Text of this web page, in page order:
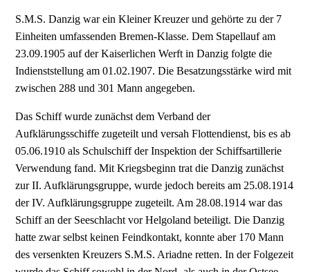
S.M.S. Danzig war ein Kleiner Kreuzer und gehörte zu der 7
Einheiten umfassenden Bremen-Klas­se. Dem Stapellauf am
23.09.1905 auf der Kaiserlichen Werft in Danzig folgte die
Indienststellung am 01.02.1907. Die Besatzungsstärke wird mit
zwischen 288 und 301 Mann angegeben.
Das Schiff wurde zunächst dem Verband der
Aufklärungsschiffe zugeteilt und versah Flottendienst, bis es ab
05.06.1910 als Schulschiff der Inspektion der Schiffsartillerie
Verwendung fand. Mit Kriegsbeginn trat die Danzig zunächst
zur II. Aufklärungsgruppe, wurde jedoch bereits am 25.08.1914
der IV. Aufklärungsgruppe zugeteilt. Am 28.08.1914 war das
Schiff an der Seeschlacht vor Helgoland beteiligt. Die Danzig
hatte zwar selbst keinen Feindkontakt, konnte aber 170 Mann
des versenkten Kreuzers S.M.S. Ariadne retten. In der Folgezeit